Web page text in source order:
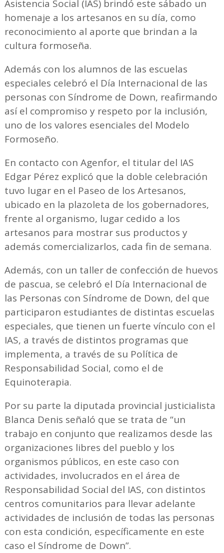
Asistencia Social (IAS) brindó este sábado un
homenaje a los artesanos en su día, como
reconocimiento al aporte que brindan a la
cultura formoseña.
Además con los alumnos de las escuelas
especiales celebró el Día Internacional de las
personas con Síndrome de Down, reafirmando
así el compromiso y respeto por la inclusión,
uno de los valores esenciales del Modelo
Formoseño.
En contacto con Agenfor, el titular del IAS
Edgar Pérez explicó que la doble celebración
tuvo lugar en el Paseo de los Artesanos,
ubicado en la plazoleta de los gobernadores,
frente al organismo, lugar cedido a los
artesanos para mostrar sus productos y
además comercializarlos, cada fin de semana.
Además, con un taller de confección de huevos
de pascua, se celebró el Día Internacional de
las Personas con Síndrome de Down, del que
participaron estudiantes de distintas escuelas
especiales, que tienen un fuerte vínculo con el
IAS, a través de distintos programas que
implementa, a través de su Política de
Responsabilidad Social, como el de
Equinoterapia.
Por su parte la diputada provincial justicialista
Blanca Denis señaló que se trata de “un
trabajo en conjunto que realizamos desde las
organizaciones libres del pueblo y los
organismos públicos, en este caso con
actividades, involucrados en el área de
Responsabilidad Social del IAS, con distintos
centros comunitarios para llevar adelante
actividades de inclusión de todas las personas
con esta condición, específicamente en este
caso el Síndrome de Down”.